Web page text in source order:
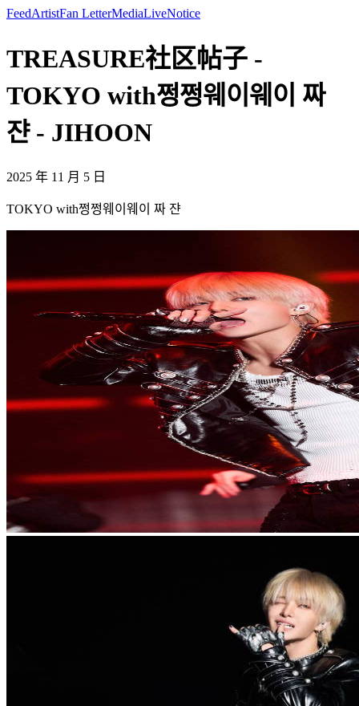
FeedArtistFan LetterMediaLiveNotice
TREASURE社区帖子 -
TOKYO with쩡쩡웨이웨이 짜
쟌 - JIHOON
2025 年 11 月 5 日
TOKYO with쩡쩡웨이웨이 짜 쟌